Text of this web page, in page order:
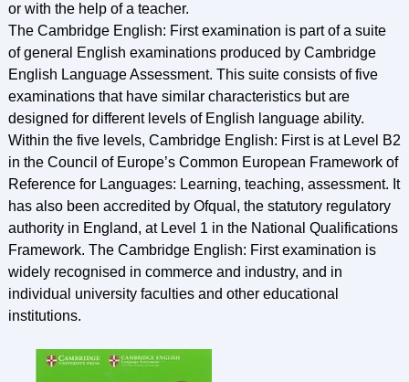
or with the help of a teacher.
The Cambridge English: First examination is part of a suite
of general English examinations produced by Cambridge
English Language Assessment. This suite consists of five
examinations that have similar characteristics but are
designed for different levels of English language ability.
Within the five levels, Cambridge English: First is at Level B2
in the Council of Europe’s Common European Framework of
Reference for Languages: Learning, teaching, assessment. It
has also been accredited by Ofqual, the statutory regulatory
authority in England, at Level 1 in the National Qualifications
Framework. The Cambridge English: First examination is
widely recognised in commerce and industry, and in
individual university faculties and other educational
institutions.